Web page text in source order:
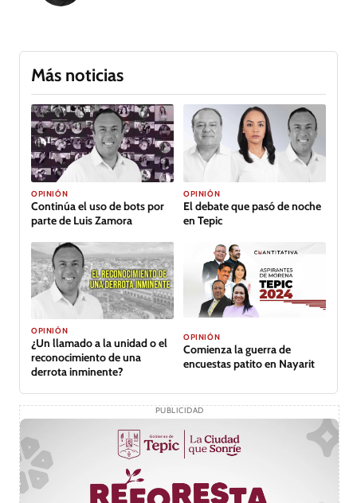
Más noticias
OPINIÓN
Continúa el uso de bots por
parte de Luis Zamora
OPINIÓN
El debate que pasó de noche
en Tepic
OPINIÓN
¿Un llamado a la unidad o el
reconocimiento de una
derrota inminente?
OPINIÓN
Comienza la guerra de
encuestas patito en Nayarit
PUBLICIDAD